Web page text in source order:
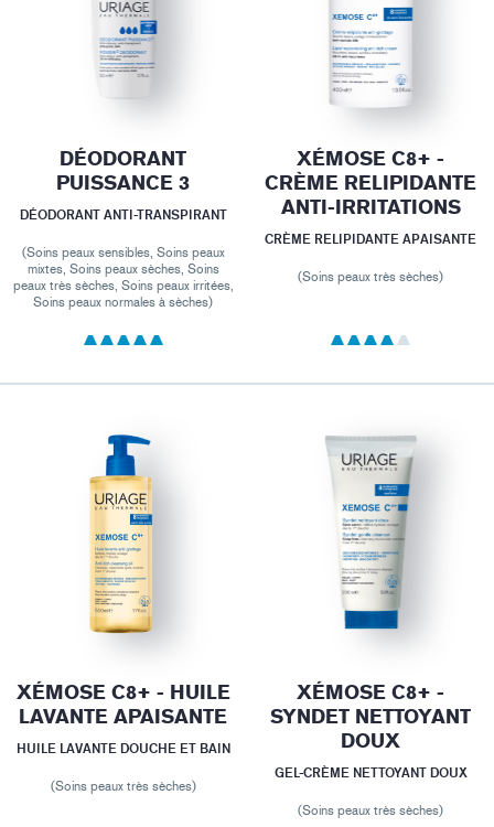
DÉODORANT
PUISSANCE 3
DÉODORANT ANTI-TRANSPIRANT
(Soins peaux sensibles, Soins peaux
mixtes, Soins peaux sèches, Soins
peaux très sèches, Soins peaux irritées,
Soins peaux normales à sèches)
XÉMOSE C8+ -
CRÈME RELIPIDANTE
ANTI-IRRITATIONS
CRÈME RELIPIDANTE APAISANTE
(Soins peaux très sèches)
XÉMOSE C8+ - HUILE
LAVANTE APAISANTE
HUILE LAVANTE DOUCHE ET BAIN
(Soins peaux très sèches)
XÉMOSE C8+ -
SYNDET NETTOYANT
DOUX
GEL-CRÈME NETTOYANT DOUX
(Soins peaux très sèches)